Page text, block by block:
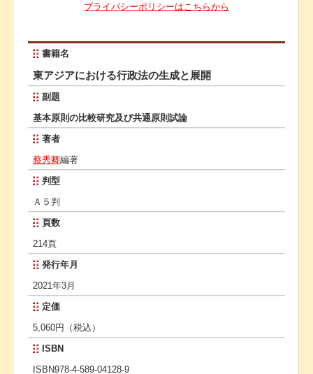
プライバシーポリシーはこちらから
書籍名
東アジアにおける行政法の生成と展開
副題
基本原則の比較研究及び共通原則試論
著者
蔡秀卿編著
判型
Ａ５判
頁数
214頁
発行年月
2021年3月
定価
5,060円（税込）
ISBN
ISBN978-4-589-04128-9